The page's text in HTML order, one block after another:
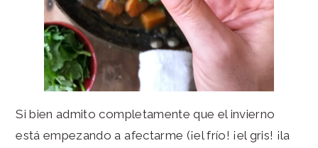
Si bien admito completamente que el invierno
está empezando a afectarme (¡el frío! ¡el gris! ¡la